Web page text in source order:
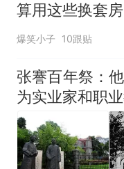
算用这些换套
现在市场价如何
爆笑小子 10跟贴
张謇百年祭：
为实业家和职